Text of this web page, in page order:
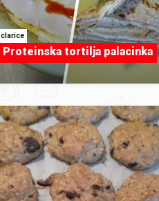
clarice
Proteinska tortilja palacinka